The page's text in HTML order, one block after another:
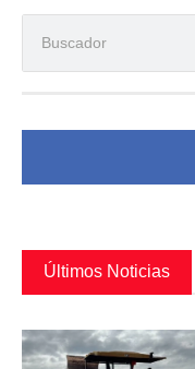
Últimos Noticias